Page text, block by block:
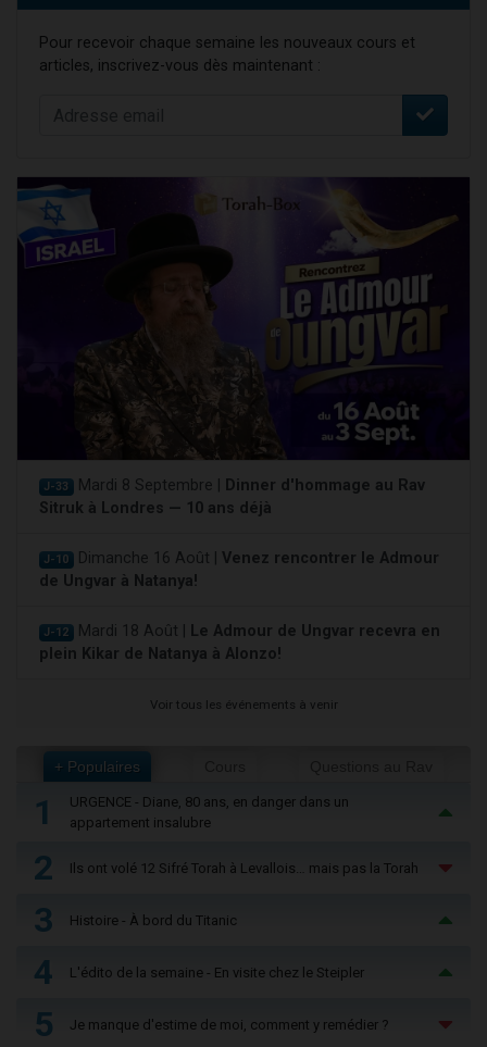
Pour recevoir chaque semaine les nouveaux cours et
articles, inscrivez-vous dès maintenant :
J-33 Mardi 8 Septembre |
Dinner d'hommage au Rav
Sitruk à Londres — 10 ans déjà
J-10 Dimanche 16 Août | Venez rencontrer le Admour
de Ungvar à Natanya!
J-12 Mardi 18 Août |
Le Admour de Ungvar recevra en
plein Kikar de Natanya à Alonzo!
Voir tous les événements à venir
+ Populaires
1
URGENCE - Diane, 80 ans, en danger dans un
appartement insalubre
2 Ils ont volé 12 Sifré Torah à Levallois… mais pas la Torah
3 Histoire - À bord du Titanic
4 L'édito de la semaine - En visite chez le Steipler
5 Je manque d'estime de moi, comment y remédier ?